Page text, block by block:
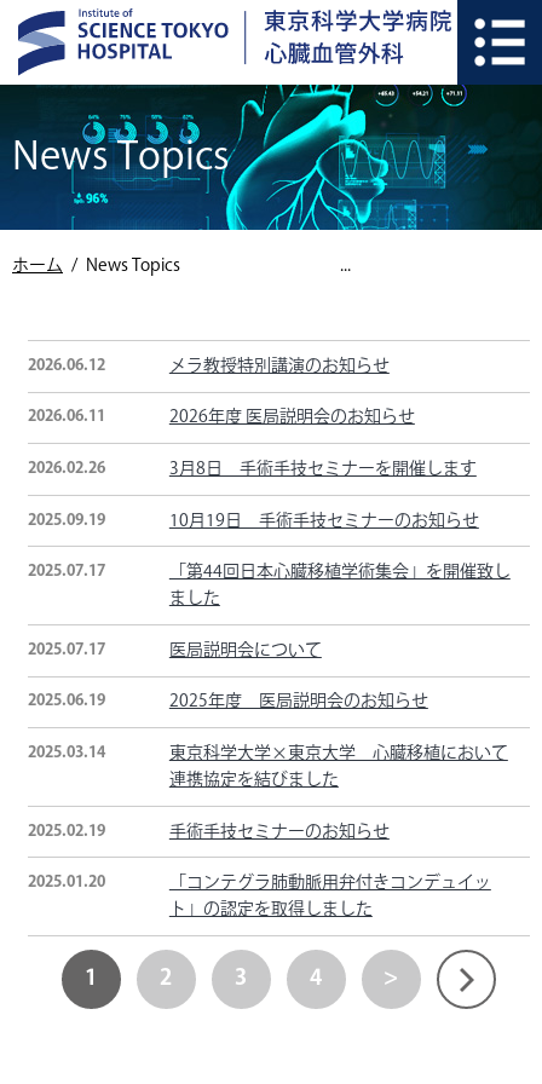
News Topics
ホーム News Topics
2026.06.12 メラ教授特別講演のお知らせ
2026.06.11 2026年度 医局説明会のお知らせ
2026.02.26 3月8日 手術手技セミナーを開催します
2025.09.19 10月19日 手術手技セミナーのお知らせ
2025.07.17
「第44回日本心臓移植学術集会」を開催致し
ました
2025.07.17 医局説明会について
2025.06.19 2025年度 医局説明会のお知らせ
2025.03.14
東京科学大学×東京大学 心臓移植において
連携協定を結びました
2025.02.19 手術手技セミナーのお知らせ
2025.01.20
「コンテグラ肺動脈用弁付きコンデュイッ
ト」の認定を取得しました
1 2 3 4 >